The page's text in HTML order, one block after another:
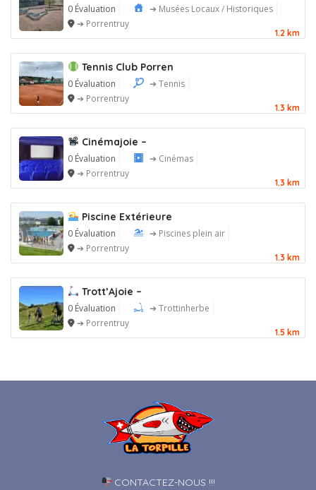
0 Évaluation
➔ Musées Locaux / Historiques
➔ Porrentruy
1.2 km
Tennis Club Porren
0 Évaluation
➔ Tennis
➔ Porrentruy
1.3 km
Cinémajoie –
0 Évaluation
➔ Cinémas
➔ Porrentruy
1.3 km
Piscine Extérieure
0 Évaluation
➔ Piscines plein air
➔ Porrentruy
1.3 km
Trott’Ajoie –
0 Évaluation
➔ Trottinherbe
➔ Porrentruy
1.5 km
CONTACTEZ-NOUS !!!